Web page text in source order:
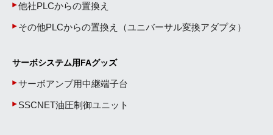
他社PLCからの置換え
その他PLCからの置換え（ユニバーサル変換アダプタ）
サーボシステム用FAグッズ
サーボアンプ用中継端子台
SSCNET油圧制御ユニット